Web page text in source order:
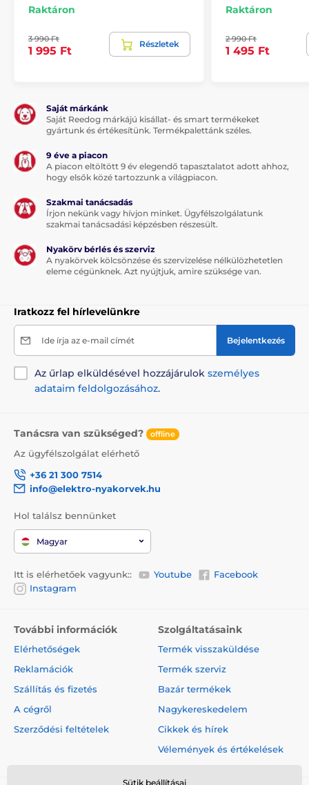
Raktáron
3 990 Ft
1 995 Ft
Részletek
Raktáron
2 990 Ft
1 495 Ft
Saját márkánk
Saját Reedog márkájú kisállat- és smart termékeket
gyártunk és értékesítünk. Termékpalettánk széles.
9 éve a piacon
A piacon eltöltött 9 év elegendő tapasztalatot adott ahhoz,
hogy elsők közé tartozzunk a világpiacon.
Szakmai tanácsadás
Írjon nekünk vagy hívjon minket. Ügyfélszolgálatunk
szakmai tanácsadási képzésben részesült.
Nyakörv bérlés és szerviz
A nyakörvek kölcsönzése és szervizelése nélkülözhetetlen
eleme cégünknek. Azt nyújtjuk, amire szüksége van.
Iratkozz fel hírlevelünkre
Ide írja az e-mail címét Bejelentkezés
Az űrlap elküldésével hozzájárulok személyes
adataim feldolgozásához.
Tanácsra van szükséged? offline
Az ügyfélszolgálat elérhető
+36 21 300 7514
info@elektro-nyakorvek.hu
Hol találsz bennünket
Magyar
Itt is elérhetőek vagyunk:: Youtube
Facebook
Instagram
További információk
Elérhetőségek
Reklamációk
Szállítás és fizetés
A cégről
Szerződési feltételek
Szolgáltatásaink
Termék visszaküldése
Termék szerviz
Bazár termékek
Nagykereskedelem
Cikkek és hírek
Vélemények és értékelések
Sütik beállításai